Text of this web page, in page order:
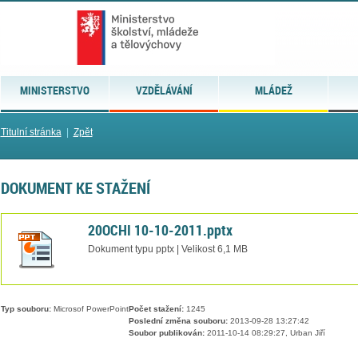
MINISTERSTVO VZDĚLÁVÁNÍ MLÁDEŽ
Titulní stránka| Zpět
DOKUMENT KE STAŽENÍ
20OCHI 10-10-2011.pptx
Dokument typu pptx | Velikost 6,1 MB
Typ souboru:Microsof PowerPointPočet stažení:1245
Poslední změna souboru:2013-09-28 13:27:42
Soubor publikován:2011-10-14 08:29:27, Urban Jiří